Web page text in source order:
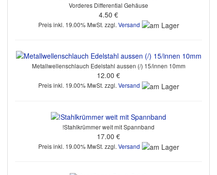
Vorderes Differential Gehäuse
4.50 €
Preis inkl. 19.00% MwSt. zzgl. Versand
Metallwellenschlauch Edelstahl aussen (/) 15/innen 10mm
12.00 €
Preis inkl. 19.00% MwSt. zzgl. Versand
!Stahlkrümmer weit mit Spannband
17.00 €
Preis inkl. 19.00% MwSt. zzgl. Versand